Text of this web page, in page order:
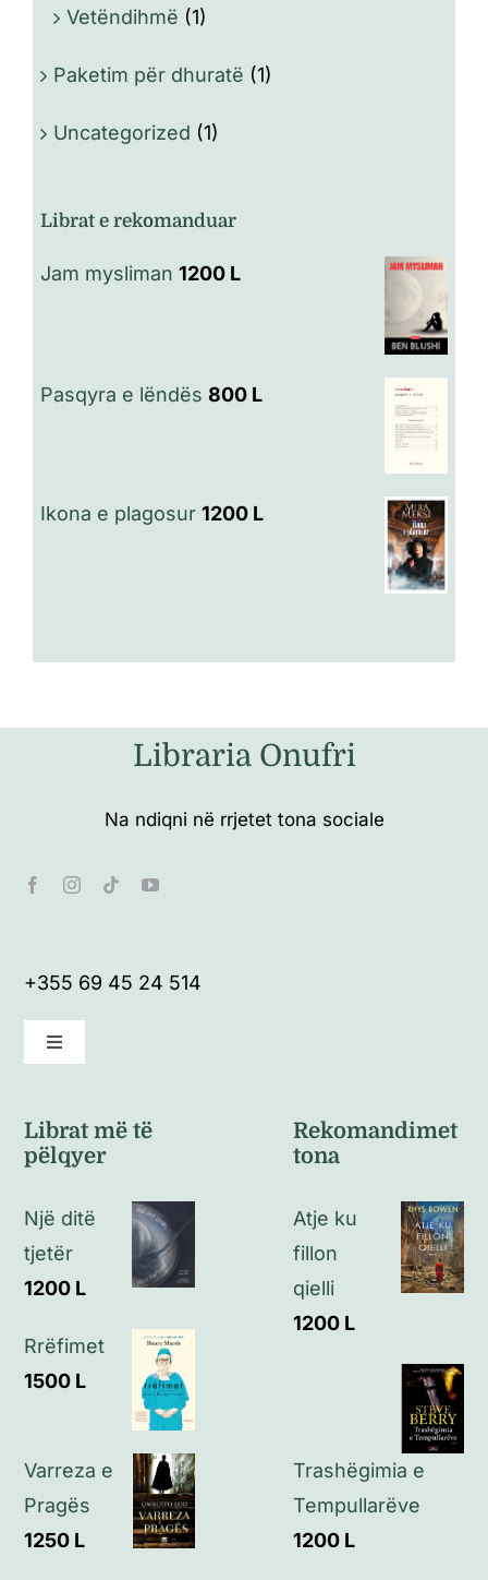
Vetëndihmë (1)
Paketim për dhuratë (1)
Uncategorized (1)
Librat e rekomanduar
Jam mysliman 1200 L
Pasqyra e lëndës 800 L
Ikona e plagosur 1200 L
Libraria Onufri
Na ndiqni në rrjetet tona sociale
+355 69 45 24 514
Toggle
Politikat e kthimeve
Politikat e privatësisë
Librat më të
pëlqyer
Një ditë
tjetër
1200 L
Rrëfimet
1500 L
Varreza e
Pragës
1250 L
Rekomandimet
tona
Atje ku
fillon
qielli
1200 L
Trashëgimia e
Tempullarëve
1200 L